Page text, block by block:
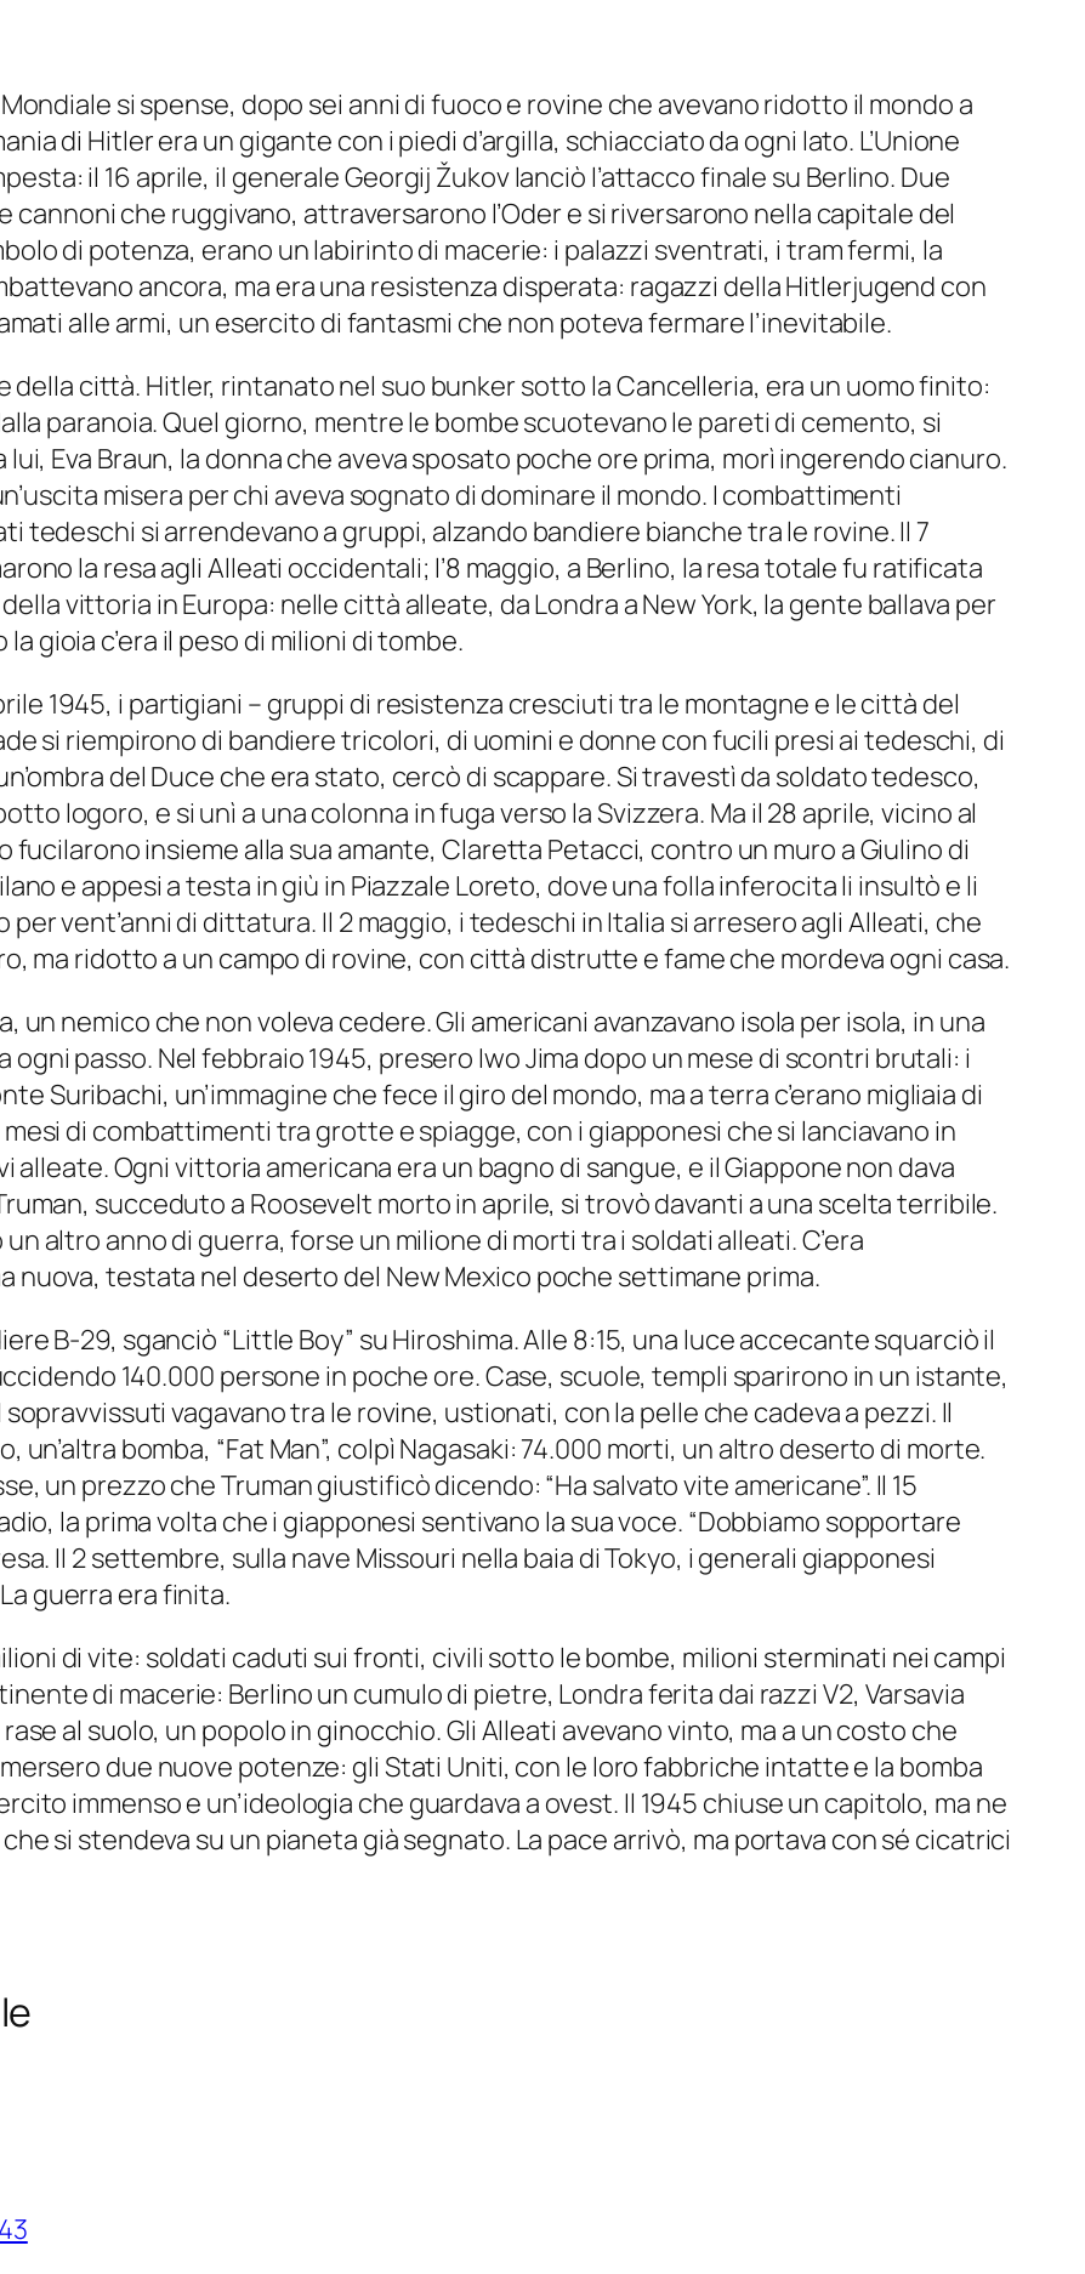
Mondiale si spense, dopo sei anni di fuoco e rovine che avevano ridotto il mondo a
di Hitler era un gigante con i piedi d’argilla, schiacciato da ogni lato. L’Unione
il 16 aprile, il generale Georgij Žukov lanciò l’attacco finale su Berlino. Due
cannoni che ruggivano, attraversarono l’Oder e si riversarono nella capitale del
di potenza, erano un labirinto di macerie: i palazzi sventrati, i tram fermi, la
ancora, ma era una resistenza disperata: ragazzi della Hitlerjugend con
alle armi, un esercito di fantasmi che non poteva fermare l’inevitabile.
della città. Hitler, rintanato nel suo bunker sotto la Cancelleria, era un uomo finito:
paranoia. Quel giorno, mentre le bombe scuotevano le pareti di cemento, si
Eva Braun, la donna che aveva sposato poche ore prima, morì ingerendo cianuro.
misera per chi aveva sognato di dominare il mondo. I combattimenti
tedeschi si arrendevano a gruppi, alzando bandiere bianche tra le rovine. Il 7
la resa agli Alleati occidentali; l’8 maggio, a Berlino, la resa totale fu ratificata
vittoria in Europa: nelle città alleate, da Londra a New York, la gente ballava per
gioia c’era il peso di milioni di tombe.
1945, i partigiani – gruppi di resistenza cresciuti tra le montagne e le città del
si riempirono di bandiere tricolori, di uomini e donne con fucili presi ai tedeschi, di
del Duce che era stato, cercò di scappare. Si travestì da soldato tedesco,
logoro, e si unì a una colonna in fuga verso la Svizzera. Ma il 28 aprile, vicino al
fucilarono insieme alla sua amante, Claretta Petacci, contro un muro a Giulino di
e appesi a testa in giù in Piazzale Loreto, dove una folla inferocita li insultò e li
vent’anni di dittatura. Il 2 maggio, i tedeschi in Italia si arresero agli Alleati, che
ma ridotto a un campo di rovine, con città distrutte e fame che mordeva ogni casa.
un nemico che non voleva cedere. Gli americani avanzavano isola per isola, in una
passo. Nel febbraio 1945, presero Iwo Jima dopo un mese di scontri brutali: i
Suribachi, un’immagine che fece il giro del mondo, ma a terra c’erano migliaia di
di combattimenti tra grotte e spiagge, con i giapponesi che si lanciavano in
Ogni vittoria americana era un bagno di sangue, e il Giappone non dava
succeduto a Roosevelt morto in aprile, si trovò davanti a una scelta terribile.
altro anno di guerra, forse un milione di morti tra i soldati alleati. C’era
nuova, testata nel deserto del New Mexico poche settimane prima.
B-29, sganciò “Little Boy” su Hiroshima. Alle 8:15, una luce accecante squarciò il
140.000 persone in poche ore. Case, scuole, templi sparirono in un istante,
vagavano tra le rovine, ustionati, con la pelle che cadeva a pezzi. Il
un’altra bomba, “Fat Man”, colpì Nagasaki: 74.000 morti, un altro deserto di morte.
un prezzo che Truman giustificò dicendo: “Ha salvato vite americane”. Il 15
la prima volta che i giapponesi sentivano la sua voce. “Dobbiamo sopportare
Il 2 settembre, sulla nave Missouri nella baia di Tokyo, i generali giapponesi
guerra era finita.
di vite: soldati caduti sui fronti, civili sotto le bombe, milioni sterminati nei campi
di macerie: Berlino un cumulo di pietre, Londra ferita dai razzi V2, Varsavia
al suolo, un popolo in ginocchio. Gli Alleati avevano vinto, ma a un costo che
due nuove potenze: gli Stati Uniti, con le loro fabbriche intatte e la bomba
immenso e un’ideologia che guardava a ovest. Il 1945 chiuse un capitolo, ma ne
si stendeva su un pianeta già segnato. La pace arrivò, ma portava con sé cicatrici